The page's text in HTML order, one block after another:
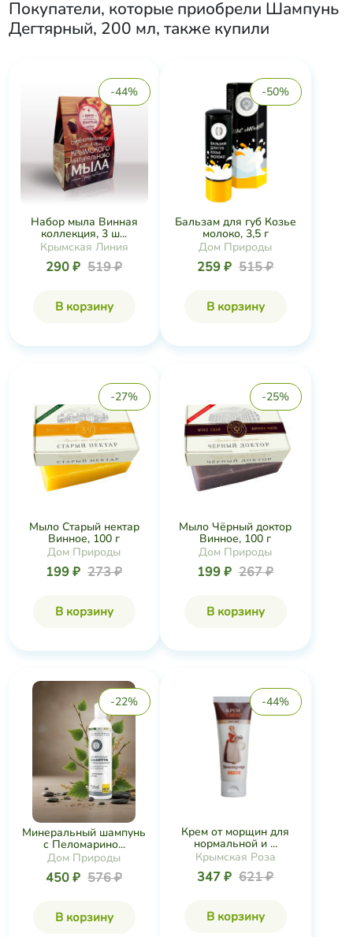
Покупатели, которые приобрели Шампунь
Дегтярный, 200 мл, также купили
-44%
Набор мыла Винная
коллекция, 3 ш...
Крымская Линия
290 ₽ 519 ₽
В корзину
-50%
Бальзам для губ Козье
молоко, 3,5 г
Дом Природы
259 ₽ 515 ₽
В корзину
-27%
Мыло Старый нектар
Винное, 100 г
Дом Природы
199 ₽ 273 ₽
В корзину
-25%
Мыло Чёрный доктор
Винное, 100 г
Дом Природы
199 ₽ 267 ₽
В корзину
-22%
Минеральный шампунь
с Пеломарино...
Дом Природы
450 ₽ 576 ₽
В корзину
-44%
Крем от морщин для
нормальной и ...
Крымская Роза
347 ₽ 621 ₽
В корзину